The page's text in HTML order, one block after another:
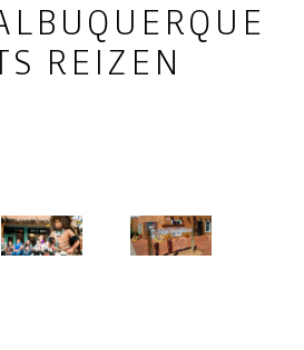
REIZEN